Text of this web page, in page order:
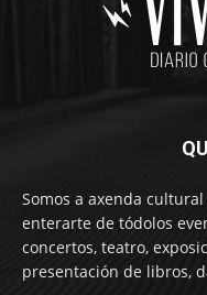
Somos a axenda
enterarte de tódolos
concertos, teatro,
presentación de libros,